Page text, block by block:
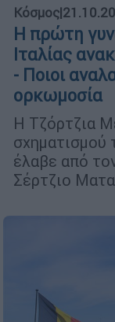
Κόσμος|
Η πρώτη
Ιταλίας
- Ποιοι
ορκωμοσία
Η Τζόρτζια
σχηματισμού
έλαβε από
Σέρτζιο